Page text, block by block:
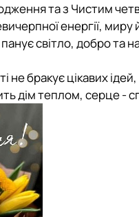
та з Чистим
енергії, миру
світло, добро та
не бракує цікавих
дім теплом, серце -